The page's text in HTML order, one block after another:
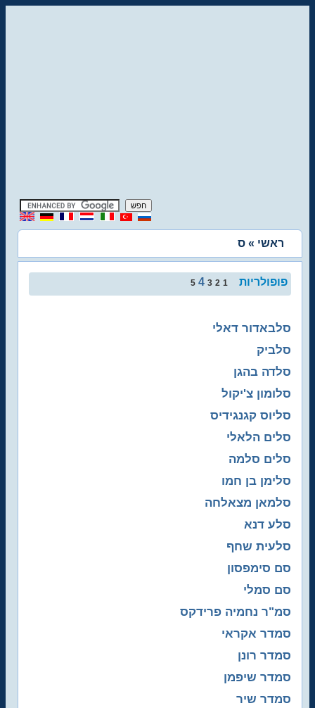
ראשי » ס
5 4 3 2 1 פופולריות
סלבאדור דאלי
סלביק
סלדה בהגן
סלומון צ'יקול
סליוס קגנגידיס
סלים הלאלי
סלים סלמה
סלימן בן חמו
סלמאן מצאלחה
סלע דנא
סלעית שחף
סם סימפסון
סם סמלי
סמ"ר נחמיה פרידקס
סמדר אקראי
סמדר רונן
סמדר שיפמן
סמדר שיר